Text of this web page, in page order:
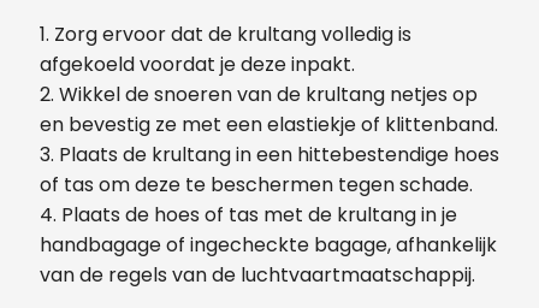
1. Zorg ervoor dat de krultang volledig is
afgekoeld voordat je deze inpakt.
2. Wikkel de snoeren van de krultang netjes op
en bevestig ze met een elastiekje of klittenband.
3. Plaats de krultang in een hittebestendige hoes
of tas om deze te beschermen tegen schade.
4. Plaats de hoes of tas met de krultang in je
handbagage of ingecheckte bagage, afhankelijk
van de regels van de luchtvaartmaatschappij.